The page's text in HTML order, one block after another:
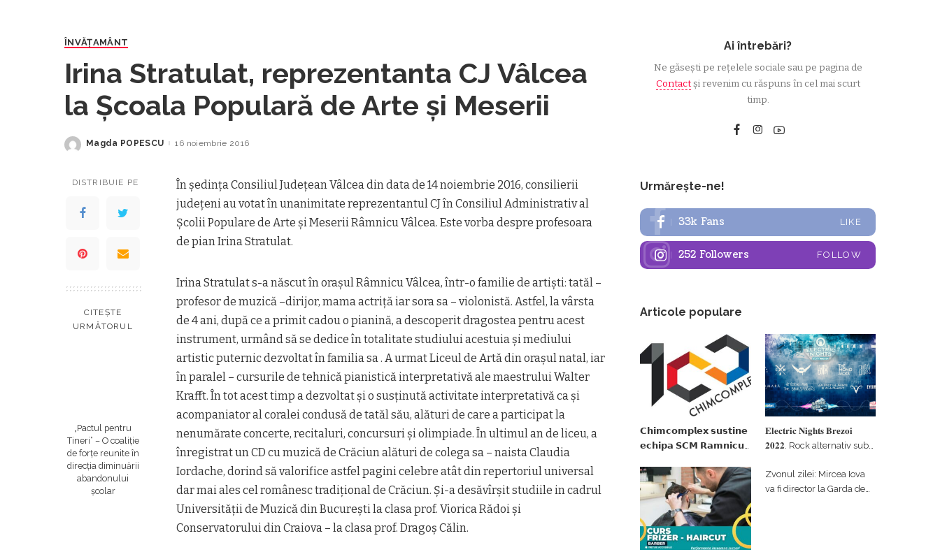
ÎNVĂŢAMÂNT
Irina Stratulat, reprezentanta CJ Vâlcea
la Școala Populară de Arte și Meserii
Posted
Magda POPESCU 16 noiembrie 2016
DISTRIBUIE PE
CITEȘTE
URMĂTORUL
„Pactul pentru
Tineri” – O coaliție
de forțe reunite în
direcția diminuării
abandonului
școlar
În ședința Consiliul Județean Vâlcea din data de 14 noiembrie 2016, consilierii
județeni au votat în unanimitate reprezentantul CJ în Consiliul Administrativ al
Școlii Populare de Arte și Meserii Râmnicu Vâlcea. Este vorba despre profesoara
de pian Irina Stratulat.
Irina Stratulat s-a născut în orașul Râmnicu Vâlcea, într-o familie de artiști: tatăl –
profesor de muzică –dirijor, mama actriță iar sora sa – violonistă. Astfel, la vârsta
de 4 ani, după ce a primit cadou o pianină, a descoperit dragostea pentru acest
instrument, urmând să se dedice în totalitate studiului acestuia și mediului
artistic puternic dezvoltat în familia sa . A urmat Liceul de Artă din orașul natal, iar
în paralel – cursurile de tehnică pianistică interpretativă ale maestrului Walter
Krafft. În tot acest timp a dezvoltat și o susținută activitate interpretativă ca și
acompaniator al coralei condusă de tatăl său, alături de care a participat la
nenumărate concerte, recitaluri, concursuri și olimpiade. În ultimul an de liceu, a
înregistrat un CD cu muzică de Crăciun alături de colega sa – naista Claudia
Iordache, dorind să valorifice astfel pagini celebre atât din repertoriul universal
dar mai ales cel românesc tradițional de Crăciun. Și-a desăvîrșit studiile in cadrul
Universității de Muzică din București la clasa prof. Viorica Rădoi și
Conservatorului din Craiova – la clasa prof. Dragoș Călin.
Ai întrebări?
Ne găsești pe rețelele sociale sau pe pagina de
Contactși revenim cu răspuns în cel mai scurt
timp.
Urmărește-ne!
33k Fans LIKE
252 Followers FOLLOW
Articole populare
𝗖𝗵𝗶𝗺𝗰𝗼𝗺𝗽𝗹𝗲𝘅 𝘀𝘂𝘀𝘁𝗶𝗻𝗲
𝗲𝗰𝗵𝗶𝗽𝗮 𝗦𝗖𝗠 𝗥𝗮𝗺𝗻𝗶𝗰𝘂
𝗽𝗮𝗿𝘁𝗲𝗻𝗲𝗿 𝗳𝗶𝗻𝗮𝗻𝘁𝗮𝘁𝗼𝗿
𝐄𝐥𝐞𝐜𝐭𝐫𝐢𝐜 𝐍𝐢𝐠𝐡𝐭𝐬 𝐁𝐫𝐞𝐳𝐨𝐢
𝟐𝟎𝟐𝟐. Rock alternativ sub
#𝐁𝐫𝐞𝐳𝐨𝐢𝐮𝐥𝐋𝐮𝐦𝐢𝐢
Zvonul zilei: Mircea Iova
va fi director la Garda de